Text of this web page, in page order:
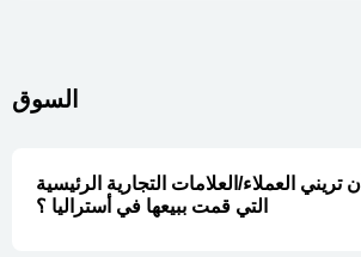
السوق
العملاء/العلامات التجارية الرئيسية
التي قمت ببيعها في أستراليا ؟